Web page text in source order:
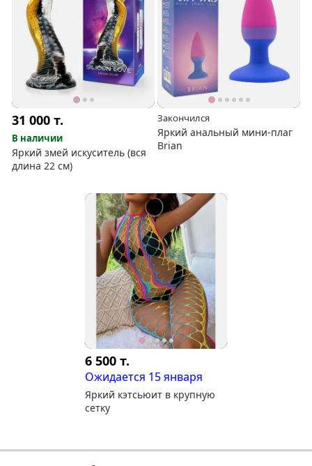
31 000т.
В наличии
Яркий змей искуситель (вся
длина 22 см)
Закончился
Яркий анальный мини-плаг
Brian
6 500 т.
Ожидается 15 января
Яркий кэтсьюит в крупную
сетку